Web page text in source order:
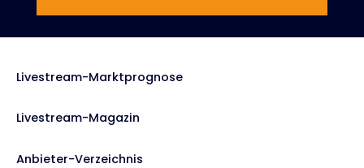
Livestream-Marktprognose
Livestream-Magazin
Anbieter-Verzeichnis